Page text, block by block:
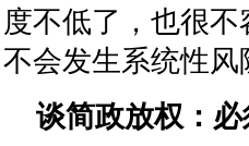
度不低了，也很
不会发生系统性风
谈简政放权：